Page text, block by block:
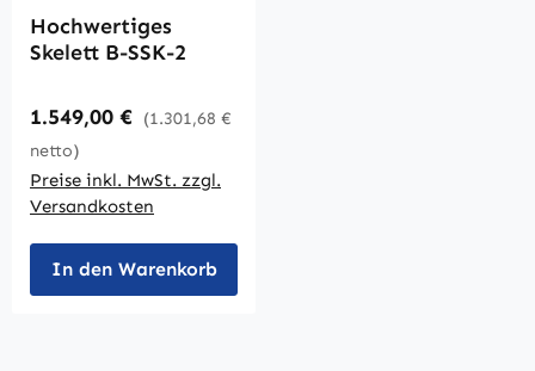
Hochwertiges
Skelett B-SSK-2
Regulärer Preis:
1.549,00 € (1.301,68 €
netto)
Preise inkl. MwSt. zzgl.
Versandkosten
In den Warenkorb